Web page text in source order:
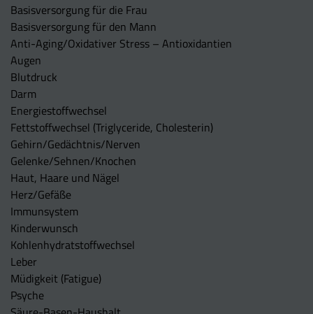
Basisversorgung für die Frau
Basisversorgung für den Mann
Anti-Aging/Oxidativer Stress – Antioxidantien
Augen
Blutdruck
Darm
Energiestoffwechsel
Fettstoffwechsel (Triglyceride, Cholesterin)
Gehirn/Gedächtnis/Nerven
Gelenke/Sehnen/Knochen
Haut, Haare und Nägel
Herz/Gefäße
Immunsystem
Kinderwunsch
Kohlenhydratstoffwechsel
Leber
Müdigkeit (Fatigue)
Psyche